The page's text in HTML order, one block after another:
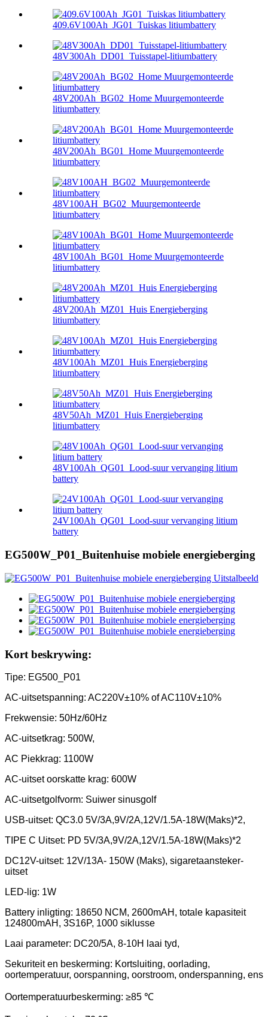
409.6V100Ah_JG01_Tuiskas litiumbattery
48V300Ah_DD01_Tuisstapel-litiumbattery
48V200Ah_BG02_Home Muurgemonteerde
litiumbattery
48V200Ah_BG01_Home Muurgemonteerde
litiumbattery
48V100AH_BG02_Muurgemonteerde
litiumbattery
48V100Ah_BG01_Home Muurgemonteerde
litiumbattery
48V200Ah_MZ01_Huis Energieberging
litiumbattery
48V100Ah_MZ01_Huis Energieberging
litiumbattery
48V50Ah_MZ01_Huis Energieberging
litiumbattery
48V100Ah_QG01_Lood-suur vervanging litium
battery
24V100Ah_QG01_Lood-suur vervanging litium
battery
EG500W_P01_Buitenhuise mobiele energieberging
Kort beskrywing:
Tipe: EG500_P01
AC-uitsetspanning: AC220V±10% of AC110V±10%
Frekwensie: 50Hz/60Hz
AC-uitsetkrag: 500W,
AC Piekkrag: 1100W
AC-uitset oorskatte krag: 600W
AC-uitsetgolfvorm: Suiwer sinusgolf
USB-uitset: QC3.0 5V/3A,9V/2A,12V/1.5A-18W(Maks)*2,
TIPE C Uitset: PD 5V/3A,9V/2A,12V/1.5A-18W(Maks)*2
DC12V-uitset: 12V/13A- 150W (Maks), sigaretaansteker-
uitset
LED-lig: 1W
Battery inligting: 18650 NCM, 2600mAH, totale kapasiteit
124800mAH, 3S16P, 1000 siklusse
Laai parameter: DC20/5A, 8-10H laai tyd,
Sekuriteit en beskerming: Kortsluiting, oorlading,
oortemperatuur, oorspanning, oorstroom, onderspanning, ens
Oortemperatuurbeskerming: ≥85 ℃